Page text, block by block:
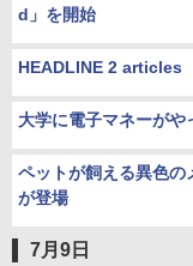
d」を開始
HEADLINE 2 articles
大学に電子マネーが
ペットが飼える異色
が登場
7月9日